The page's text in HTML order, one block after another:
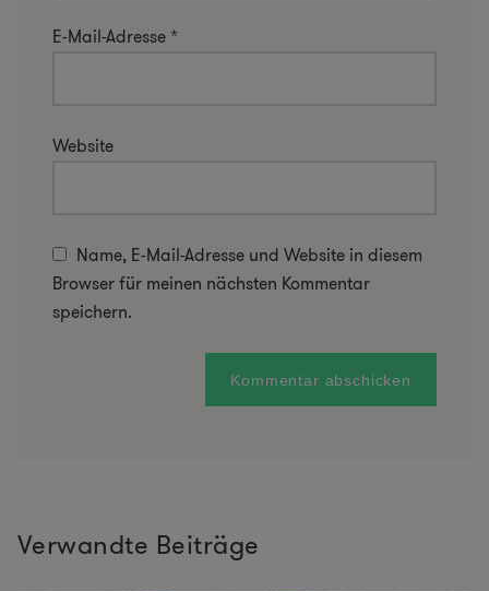
E-Mail-Adresse *
Website
Name, E-Mail-Adresse und Website in diesem
Browser für meinen nächsten Kommentar
speichern.
Verwandte Beiträge